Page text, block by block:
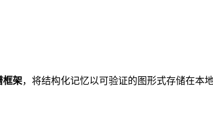
框架，将结构化记忆以可验证的图形式存储在本